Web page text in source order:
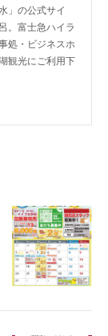
」の公式サイ
。富士急ハイラ
処・ビジネスホ
観光にご利用下